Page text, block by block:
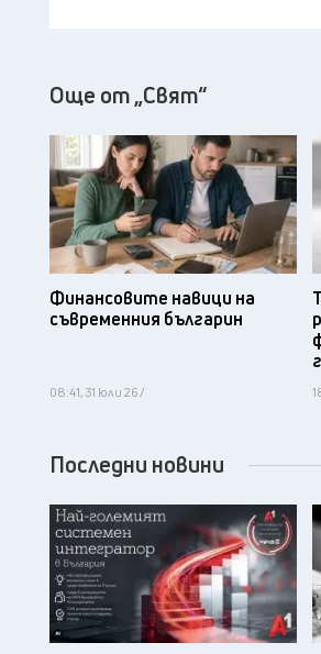
Още от „Свят“
Финансовите навици на
съвременния българин
08:41, 31 юли 26 /
Последни новини